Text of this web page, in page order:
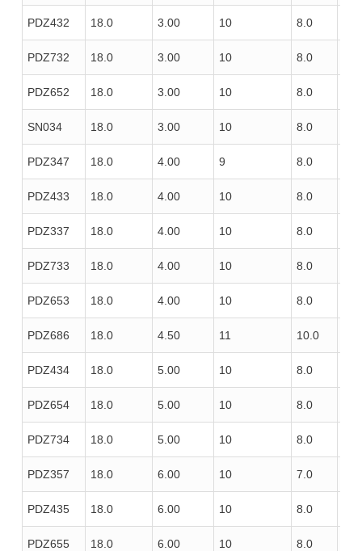
PDZ432 18.0 3.00 10 8.0
PDZ732 18.0 3.00 10 8.0
PDZ652 18.0 3.00 10 8.0
SN034 18.0 3.00 10 8.0
PDZ347 18.0 4.00 9 8.0
PDZ433 18.0 4.00 10 8.0
PDZ337 18.0 4.00 10 8.0
PDZ733 18.0 4.00 10 8.0
PDZ653 18.0 4.00 10 8.0
PDZ686 18.0 4.50 11 10.0
PDZ434 18.0 5.00 10 8.0
PDZ654 18.0 5.00 10 8.0
PDZ734 18.0 5.00 10 8.0
PDZ357 18.0 6.00 10 7.0
PDZ435 18.0 6.00 10 8.0
PDZ655 18.0 6.00 10 8.0